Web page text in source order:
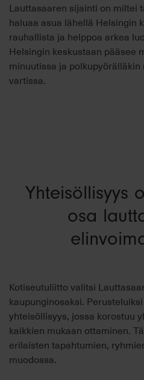
Lauttasaaren sijainti on miltei
haluaa asua lähellä Helsingin
rauhallista ja helppoa arkea
Helsingin keskustaan pääsee
minuutissa ja
vartissa.
Yhteisöllisyys
osa
Kotiseutuliitto valitsi
kaupunginosaksi.
yhteisöllisyys, jossa korostuu
kaikkien mukaan ottaminen.
erilaisten tapahtumien,
muodossa.